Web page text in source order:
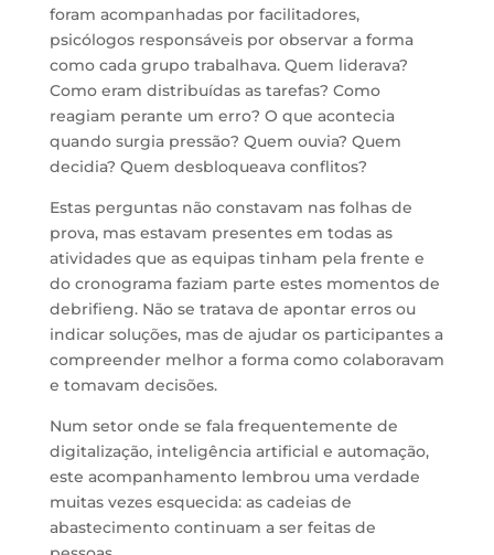
foram acompanhadas por facilitadores,
psicólogos responsáveis por observar a forma
como cada grupo trabalhava. Quem liderava?
Como eram distribuídas as tarefas? Como
reagiam perante um erro? O que acontecia
quando surgia pressão? Quem ouvia? Quem
decidia? Quem desbloqueava conflitos?
Estas perguntas não constavam nas folhas de
prova, mas estavam presentes em todas as
atividades que as equipas tinham pela frente e
do cronograma faziam parte estes momentos de
debrifieng. Não se tratava de apontar erros ou
indicar soluções, mas de ajudar os participantes a
compreender melhor a forma como colaboravam
e tomavam decisões.
Num setor onde se fala frequentemente de
digitalização, inteligência artificial e automação,
este acompanhamento lembrou uma verdade
muitas vezes esquecida: as cadeias de
abastecimento continuam a ser feitas de